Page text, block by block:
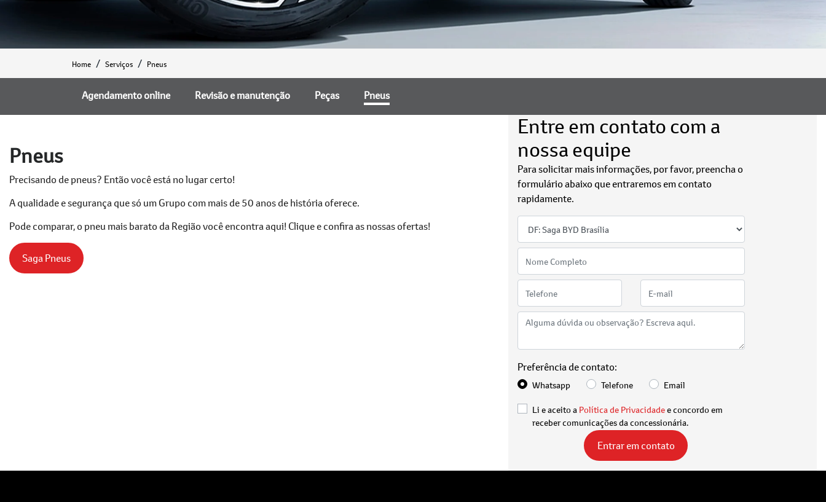
Home Serviços Pneus
Agendamento online Revisão e manutenção Peças Pneus
Pneus
Precisando de pneus? Então você está no lugar certo!
A qualidade e segurança que só um Grupo com mais de 50 anos de história oferece.
Pode comparar, o pneu mais barato da Região você encontra aqui! Clique e confira as nossas ofertas!
Saga Pneus
Entre em contato com a
nossa equipe
Para solicitar mais informações, por favor, preencha o
formulário abaixo que entraremos em contato
rapidamente.
Preferência de contato:
Whatsapp Telefone Email
Li e aceito a Política de Privacidadee concordo em
receber comunicações da concessionária.
Entrar em contato